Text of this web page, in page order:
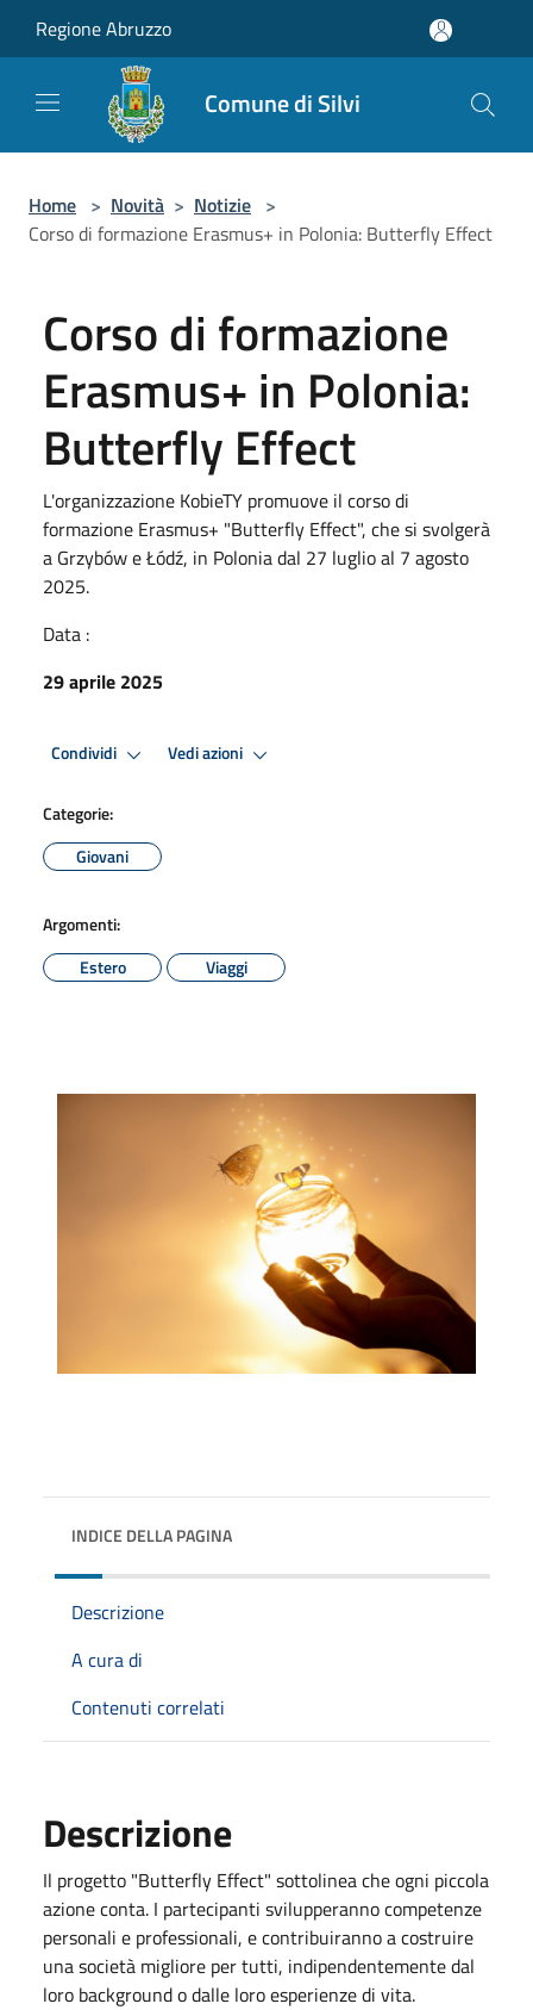
Regione Abruzzo
Comune di Silvi
Home > Novità > Notizie >
Corso di formazione Erasmus+ in Polonia: Butterfly Effect
Corso di formazione
Erasmus+ in Polonia:
Butterfly Effect
L'organizzazione KobieTY promuove il corso di
formazione Erasmus+ "Butterfly Effect", che si svolgerà
a Grzybów e Łódź, in Polonia dal 27 luglio al 7 agosto
2025.
Data :
29 aprile 2025
Condividi Vedi azioni
Categorie:
Giovani
Argomenti:
Estero
Viaggi
INDICE DELLA PAGINA
Descrizione
A cura di
Contenuti correlati
Descrizione
Il progetto "Butterfly Effect" sottolinea che ogni piccola
azione conta. I partecipanti svilupperanno competenze
personali e professionali, e contribuiranno a costruire
una società migliore per tutti, indipendentemente dal
loro background o dalle loro esperienze di vita.